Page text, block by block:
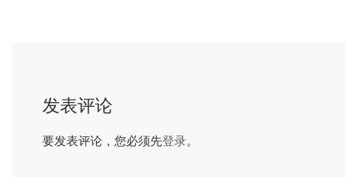
发表评论
要发表评论，您必须先登录。